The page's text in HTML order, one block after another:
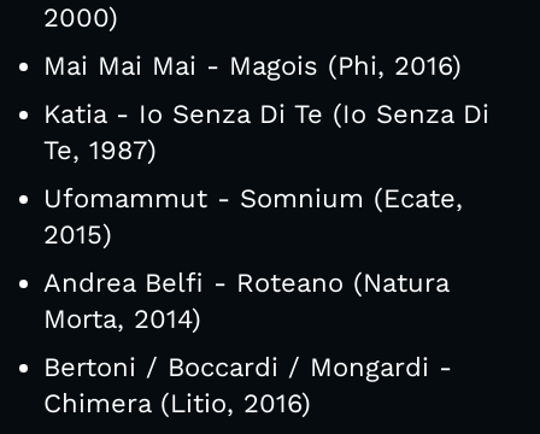
2000)
Mai Mai Mai - Magois (Phi, 2016)
Katia - Io Senza Di Te (Io Senza Di
Te, 1987)
Ufomammut - Somnium (Ecate,
2015)
Andrea Belfi - Roteano (Natura
Morta, 2014)
Bertoni / Boccardi / Mongardi -
Chimera (Litio, 2016)